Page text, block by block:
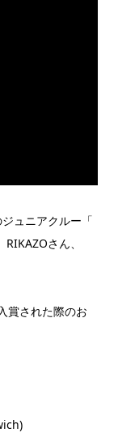
ュニアクルー「
さん、
賞された際のお